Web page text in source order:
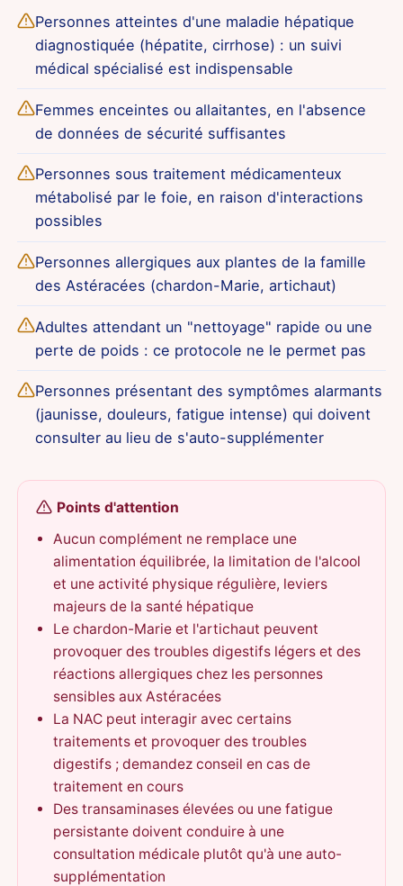
Personnes atteintes d'une maladie hépatique
diagnostiquée (hépatite, cirrhose) : un suivi
médical spécialisé est indispensable
Femmes enceintes ou allaitantes, en l'absence
de données de sécurité suffisantes
Personnes sous traitement médicamenteux
métabolisé par le foie, en raison d'interactions
possibles
Personnes allergiques aux plantes de la famille
des Astéracées (chardon-Marie, artichaut)
Adultes attendant un "nettoyage" rapide ou une
perte de poids : ce protocole ne le permet pas
Personnes présentant des symptômes alarmants
(jaunisse, douleurs, fatigue intense) qui doivent
consulter au lieu de s'auto-supplémenter
Points d'attention
Aucun complément ne remplace une
alimentation équilibrée, la limitation de l'alcool
et une activité physique régulière, leviers
majeurs de la santé hépatique
Le chardon-Marie et l'artichaut peuvent
provoquer des troubles digestifs légers et des
réactions allergiques chez les personnes
sensibles aux Astéracées
La NAC peut interagir avec certains
traitements et provoquer des troubles
digestifs ; demandez conseil en cas de
traitement en cours
Des transaminases élevées ou une fatigue
persistante doivent conduire à une
consultation médicale plutôt qu'à une auto-
supplémentation